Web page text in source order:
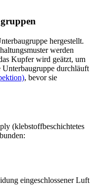
hergestellt.
werden
Kupfer wird geätzt, um
Unterbaugruppe durchläuft
, bevor sie
(klebstoffbeschichtetes
eingeschlossener Luft